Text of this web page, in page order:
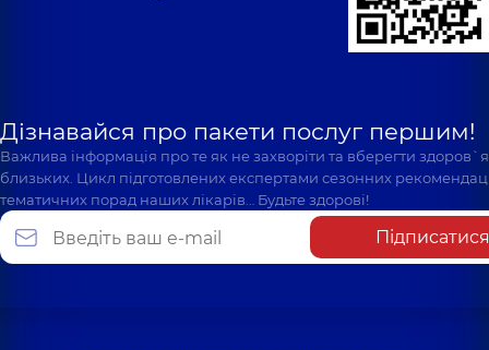
Дізнавайся про пакети послуг першим!
Важлива інформація про те як не захворіти та вберегти
близьких. Цикл підготовлених експертами сезонних
тематичних порад наших лікарів… Будьте здорові!
Підписатися